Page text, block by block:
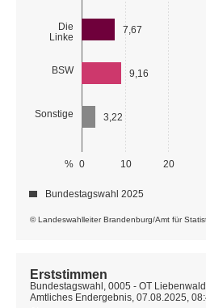
Die
Linke
BSW
Sonstige
0 10 20
%
7,67
9,16
3,22
© Landeswahlleiter Brandenburg/Amt für
Bundestagswahl 2025
Erststimmen
Bundestagswahl, 0005 - OT
Amtliches Endergebnis, 07.08.2025,